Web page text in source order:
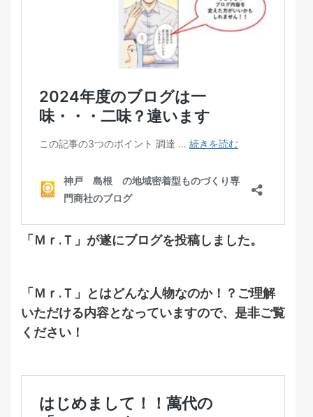
「Ｍｒ.Ｔ」 が遂にブログを投稿しました。
「Ｍｒ.Ｔ」 とはどんな人物なのか！？ご理解
いただける内容となっていますので、是非ご覧
ください！